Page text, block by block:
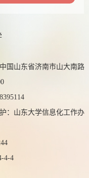
山东省济南市山大南路
：山东大学信息化工作办
-4-4